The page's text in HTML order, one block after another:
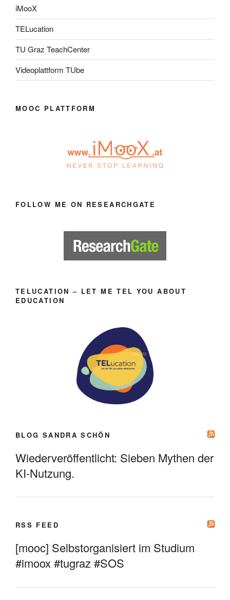
iMooX
TELucation
TU Graz TeachCenter
Videoplattform TUbe
MOOC PLATTFORM
FOLLOW ME ON RESEARCHGATE
TELUCATION – LET ME TEL YOU ABOUT
EDUCATION
BLOG SANDRA SCHÖN
Wiederveröffentlicht: Sieben Mythen der
KI-Nutzung.
RSS FEED
[mooc] Selbstorganisiert im Studium
#imoox #tugraz #SOS